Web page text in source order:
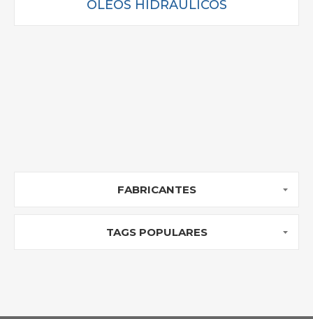
ÓLEOS HIDRÁULICOS
FABRICANTES
TAGS POPULARES